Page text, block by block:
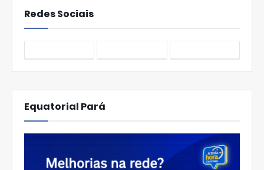
Redes Sociais
Equatorial Pará